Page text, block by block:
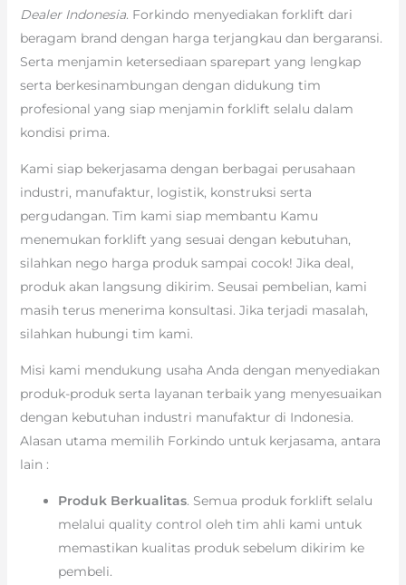
Dealer Indonesia. Forkindo menyediakan forklift dari
beragam brand dengan harga terjangkau dan bergaransi.
Serta menjamin ketersediaan sparepart yang lengkap
serta berkesinambungan dengan didukung tim
profesional yang siap menjamin forklift selalu dalam
kondisi prima.
Kami siap bekerjasama dengan berbagai perusahaan
industri, manufaktur, logistik, konstruksi serta
pergudangan. Tim kami siap membantu Kamu
menemukan forklift yang sesuai dengan kebutuhan,
silahkan nego harga produk sampai cocok! Jika deal,
produk akan langsung dikirim. Seusai pembelian, kami
masih terus menerima konsultasi. Jika terjadi masalah,
silahkan hubungi tim kami.
Misi kami mendukung usaha Anda dengan menyediakan
produk-produk serta layanan terbaik yang menyesuaikan
dengan kebutuhan industri manufaktur di Indonesia.
Alasan utama memilih Forkindo untuk kerjasama, antara
lain :
Produk Berkualitas. Semua produk forklift selalu
melalui quality control oleh tim ahli kami untuk
memastikan kualitas produk sebelum dikirim ke
pembeli.